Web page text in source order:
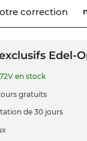
correction
Edel-
en stock
gratuits
de 30 jours